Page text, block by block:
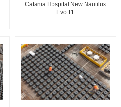
Catania Hospital New Nautilus
Evo 11